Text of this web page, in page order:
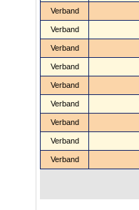
Verband
Verband
Verband
Verband
Verband
Verband
Verband
Verband
Verband